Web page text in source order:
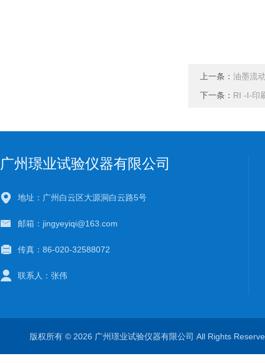
上一条： 油墨流
下一条： RI -I-印
广州璟业试验仪器有限公司
地址：广州白云区大源洞白云路5号
邮箱：jingyeyiqi@163.com
传真：86-020-32588072
联系人：张伟
版权所有 © 2026 广州璟业试验仪器有限公司 All Rights